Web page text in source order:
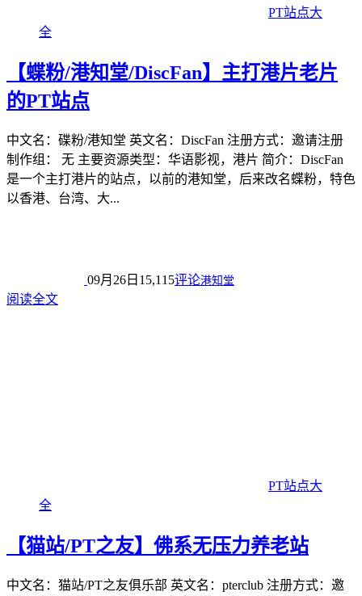
PT站点大
全
【蝶粉/港知堂/DiscFan】主打港片老片
的PT站点
中文名：碟粉/港知堂 英文名：DiscFan 注册方式：邀请注册
制作组： 无 主要资源类型：华语影视，港片 简介：DiscFan
是一个主打港片的站点，以前的港知堂，后来改名蝶粉，特色
以香港、台湾、大...
09月26日 15,115评论港知堂
阅读全文
PT站点大
全
【猫站/PT之友】佛系无压力养老站
中文名：猫站/PT之友俱乐部 英文名：pterclub 注册方式：邀